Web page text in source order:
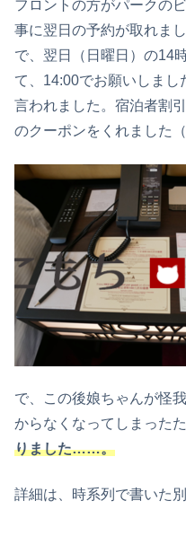
フロントの方がパークの
事に翌日の予約が取れま
で、翌日（日曜日）の14
て、14:00でお願いしまし
言われました。宿泊者割
のクーポンをくれました
で、この後娘ちゃんが怪
からなくなってしまったた
りました……。
詳細は、時系列で書いた